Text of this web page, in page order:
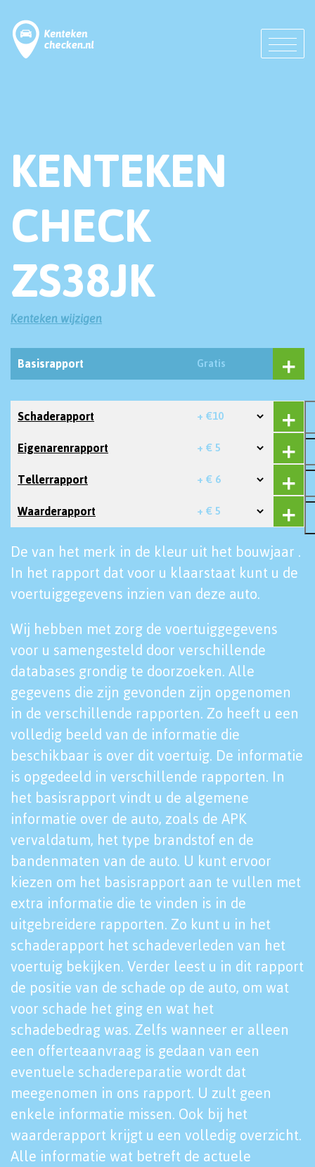
KENTEKEN
CHECK
ZS38JK
Kenteken wijzigen
Basisrapport Gratis
Schaderapport + €10
Eigenarenrapport + € 5
Tellerrapport + € 6
Waarderapport + € 5
De van het merk in de kleur uit het bouwjaar .
In het rapport dat voor u klaarstaat kunt u de
voertuiggegevens inzien van deze auto.
Wij hebben met zorg de voertuiggegevens
voor u samengesteld door verschillende
databases grondig te doorzoeken. Alle
gegevens die zijn gevonden zijn opgenomen
in de verschillende rapporten. Zo heeft u een
volledig beeld van de informatie die
beschikbaar is over dit voertuig. De informatie
is opgedeeld in verschillende rapporten. In
het basisrapport vindt u de algemene
informatie over de auto, zoals de APK
vervaldatum, het type brandstof en de
bandenmaten van de auto. U kunt ervoor
kiezen om het basisrapport aan te vullen met
extra informatie die te vinden is in de
uitgebreidere rapporten. Zo kunt u in het
schaderapport het schadeverleden van het
voertuig bekijken. Verder leest u in dit rapport
de positie van de schade op de auto, om wat
voor schade het ging en wat het
schadebedrag was. Zelfs wanneer er alleen
een offerteaanvraag is gedaan van een
eventuele schadereparatie wordt dat
meegenomen in ons rapport. U zult geen
enkele informatie missen. Ook bij het
waarderapport krijgt u een volledig overzicht.
Alle informatie wat betreft de actuele